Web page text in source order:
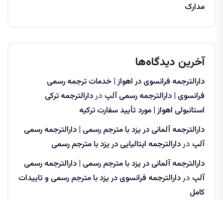
مدارک
آخرین دیدگاه‌ها
دارالترجمه فرانسوی در اهواز | خدمات ترجمه رسمی
فرانسوی | دارالترجمه رسمی آلپ دردارالترجمه ترکی
استانبولی اهواز | مورد تأیید سفارت ترکیه
دارالترجمه آلمانی در یزد با مترجم رسمی | دارالترجمه رسمی
آلپ دردارالترجمه ایتالیایی در یزد با مترجم رسمی
دارالترجمه آلمانی در یزد با مترجم رسمی | دارالترجمه رسمی
آلپ دردارالترجمه فرانسوی در یزد با مترجم رسمی و تاییدات
کامل